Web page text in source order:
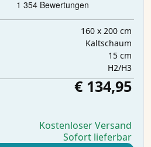
160 x 200 cm
Kaltschaum
15 cm
H2/H3
€ 134,95
Kostenloser Versand
Sofort lieferbar